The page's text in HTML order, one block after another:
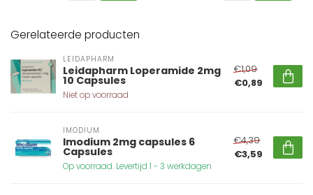
Gerelateerde producten
LEIDAPHARM
Leidapharm Loperamide 2mg
10 Capsules
Niet op voorraad
€1,09
€0,89
IMODIUM
Imodium 2mg capsules 6
Capsules
Op voorraad. Levertijd 1 - 3 werkdagen
€4,39
€3,59